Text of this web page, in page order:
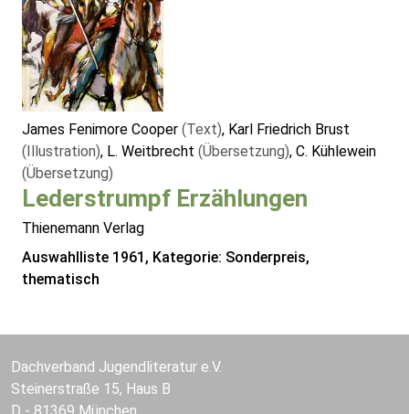
James Fenimore Cooper (Text), Karl Friedrich Brust
(Illustration), L. Weitbrecht (Übersetzung), C. Kühlewein
(Übersetzung)
Lederstrumpf Erzählungen
Thienemann Verlag
Auswahlliste 1961, Kategorie: Sonderpreis,
thematisch
Dachverband Jugendliteratur e.V.
Steinerstraße 15, Haus B